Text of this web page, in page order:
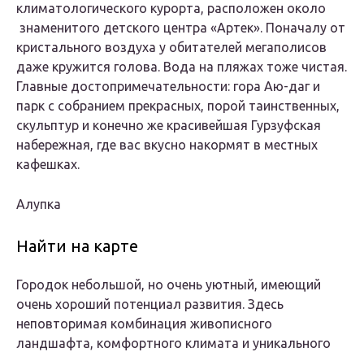
климатологического курорта, расположен около
знаменитого детского центра «Артек». Поначалу от
кристального воздуха у обитателей мегаполисов
даже кружится голова. Вода на пляжах тоже чистая.
Главные достопримечательности: гора Аю-даг и
парк с собранием прекрасных, порой таинственных,
скульптур и конечно же красивейшая Гурзуфская
набережная, где вас вкусно накормят в местных
кафешках.
Алупка
Найти на карте
Городок небольшой, но очень уютный, имеющий
очень хороший потенциал развития. Здесь
неповторимая комбинация живописного
ландшафта, комфортного климата и уникального